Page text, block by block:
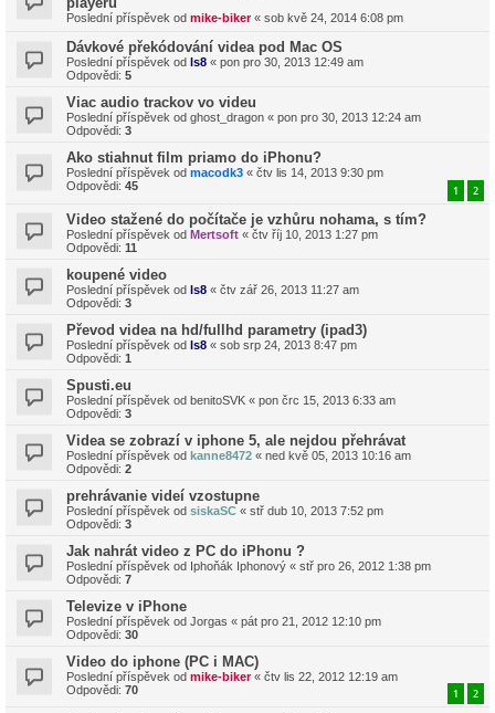
Poslední příspěvek od mike-biker« sob kvě 24, 2014 6:08 pm
Dávkové překódování videa pod Mac OS
Poslední příspěvek od ls8 « pon pro 30, 2013 12:49 am
Odpovědi: 5
Viac audio trackov vo videu
Poslední příspěvek od ghost_dragon « pon pro 30, 2013 12:24 am
Odpovědi: 3
Ako stiahnut film priamo do iPhonu?
Poslední příspěvek od macodk3 « čtv lis 14, 2013 9:30 pm
Odpovědi: 45 1 2
Video stažené do počítače je vzhůru nohama, s tím?
Poslední příspěvek od Mertsoft « čtv říj 10, 2013 1:27 pm
Odpovědi: 11
koupené video
Poslední příspěvek od ls8 « čtv zář 26, 2013 11:27 am
Odpovědi: 3
Převod videa na hd/fullhd parametry (ipad3)
Poslední příspěvek od ls8 « sob srp 24, 2013 8:47 pm
Odpovědi: 1
Spusti.eu
Poslední příspěvek od benitoSVK « pon črc 15, 2013 6:33 am
Odpovědi: 3
Videa se zobrazí v iphone 5, ale nejdou přehrávat
Poslední příspěvek od kanne8472 « ned kvě 05, 2013 10:16 am
Odpovědi: 2
prehrávanie videí vzostupne
Poslední příspěvek od siskaSC « stř dub 10, 2013 7:52 pm
Odpovědi: 3
Jak nahrát video z PC do iPhonu ?
Poslední příspěvek od Iphoňák Iphonový « stř pro 26, 2012 1:38 pm
Odpovědi: 7
Televize v iPhone
Poslední příspěvek od Jorgas « pát pro 21, 2012 12:10 pm
Odpovědi: 30
Video do iphone (PC i MAC)
Poslední příspěvek od mike-biker« čtv lis 22, 2012 12:19 am
Odpovědi: 70 1 2